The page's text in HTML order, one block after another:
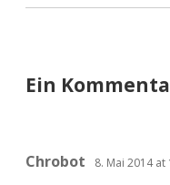
Ein
Chrobot 8. Mai 2014 at